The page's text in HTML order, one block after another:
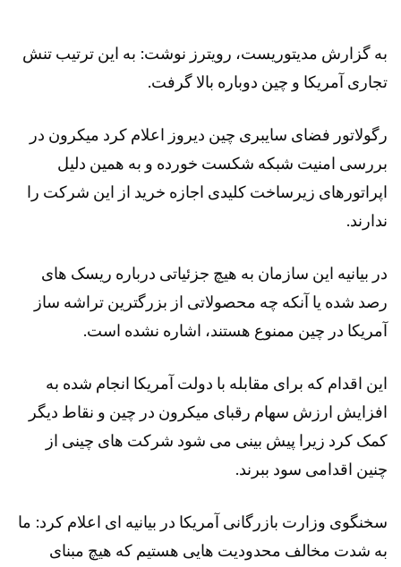
به گزارش مدیتوریست، رویترز نوشت: به این ترتیب تنش
تجاری آمریکا و چین دوباره بالا گرفت.
رگولاتور فضای سایبری چین دیروز اعلام کرد میکرون در
بررسی امنیت شبکه شکست خورده و به همین دلیل
اپراتورهای زیرساخت کلیدی اجازه خرید از این شرکت را
ندارند.
در بیانیه این سازمان به هیچ جزئیاتی درباره ریسک های
رصد شده یا آنکه چه محصولاتی از بزرگترین تراشه ساز
آمریکا در چین ممنوع هستند، اشاره نشده است.
این اقدام که برای مقابله با دولت آمریکا انجام شده به
افزایش ارزش سهام رقبای میکرون در چین و نقاط دیگر
کمک کرد زیرا پیش بینی می شود شرکت های چینی از
چنین اقدامی سود ببرند.
سخنگوی وزارت بازرگانی آمریکا در بیانیه ای اعلام کرد: ما
به شدت مخالف محدودیت هایی هستیم که هیچ مبنای